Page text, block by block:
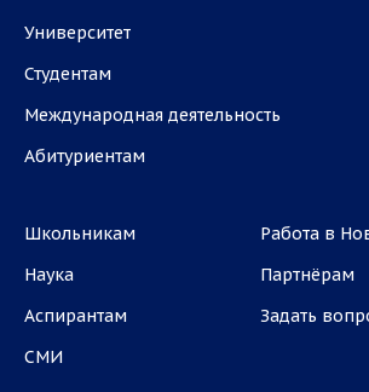
Университет
Студентам
Международная деятельность
Абитуриентам
Школьникам
Наука
Аспирантам
СМИ
Работа в
Партнёрам
Задать